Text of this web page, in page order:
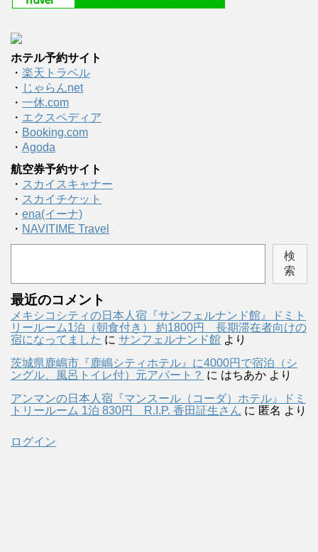
ホテル予約サイト
・ 楽天トラベル
・ じゃらんnet
・ 一休.com
・ エクスペディア
・ Booking.com
・ Agoda
航空券予約サイト
・ スカイスキャナー
・ スカイチケット
・ ena(イーナ)
・ NAVITIME Travel
検
索
最近のコメント
メキシコシティの日本人宿『サンフェルナンド館』ドミト
リールーム1泊（朝食付き） 約1800円 長期滞在者向けの
宿になってました に サンフェルナンド館 より
茨城県鹿嶋市『鹿嶋シティホテル』に4000円で宿泊（シ
ングル、風呂トイレ付）元アパート？ に はちあか より
アンマンの日本人宿『マンスール（コーダ）ホテル』ドミ
トリールーム 1泊 830円 R.I.P. 香田証生さん に 匿名 より
ログイン